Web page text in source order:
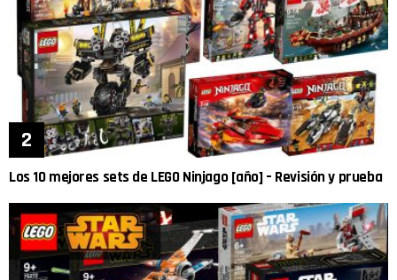
Los 10 mejores sets de LEGO Ninjago [año] – Revisión y prueba